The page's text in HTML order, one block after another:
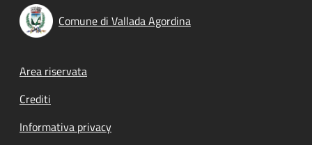
Comune di Vallada Agordina
Footer menu
Area riservata
Crediti
Informativa privacy